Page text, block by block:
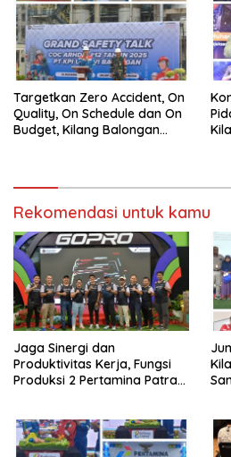
Targetkan Zero Accident, On
Quality, On Schedule dan On
Budget, Kilang Balongan
Rekomendasi untuk kamu
Jaga Sinergi dan
Produktivitas Kerja, Fungsi
Produksi 2 Pertamina Patra